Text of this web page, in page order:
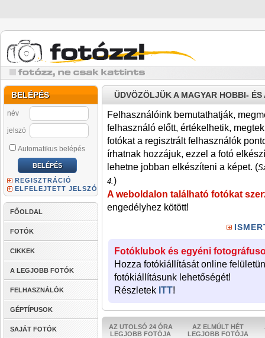
BELÉPÉS
név
jelszó
Automatikus belépés
REGISZTRÁCIÓ
ELFELEJTETT JELSZÓ
FŐOLDAL
FOTÓK
CIKKEK
A LEGJOBB FOTÓK
FELHASZNÁLÓK
GÉPTÍPUSOK
SAJÁT FOTÓK
ÜDVÖZÖLJÜK A MAGYAR HOBBI-
Felhasználóink bemutathatják,
felhasználó előtt, értékelhetik,
fotókat a regisztrált felhasználók
írhatnak hozzájuk, ezzel a fotó
lehetne jobban elkészíteni a képet. (
4.)
A weboldalon található fotókat
engedélyhez kötött!
Fotóklubok és egyéni
Hozza fotókiállítását online
fotókiállításunk lehetőségét!
Részletek ITT!
AZ UTOLSÓ 24 ÓRA
LEGJOBB FOTÓJA
AZ ELMÚLT HÉT
LEGJOBB FOTÓJA